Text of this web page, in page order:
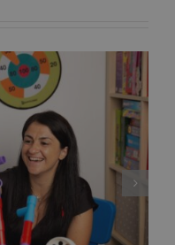
anunță un proiect
modul de
de ”analist
specialistul care
problemelor copiilor cu